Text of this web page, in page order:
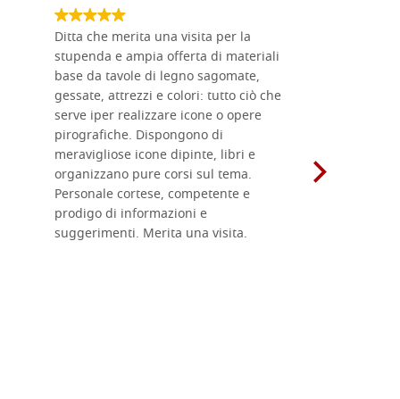
Ditta che merita una visita per la
stupenda e ampia offerta di materiali
base da tavole di legno sagomate,
gessate, attrezzi e colori: tutto ciò che
serve iper realizzare icone o opere
pirografiche. Dispongono di
meravigliose icone dipinte, libri e
organizzano pure corsi sul tema.
Personale cortese, competente e
prodigo di informazioni e
suggerimenti. Merita una visita.